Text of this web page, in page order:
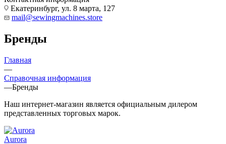
Екатеринбург, ул. 8 марта, 127
mail@sewingmachines.store
Бренды
Главная
—
Справочная информация
—Бренды
Наш интернет-магазин является официальным дилером
представленных торговых марок.
Aurora